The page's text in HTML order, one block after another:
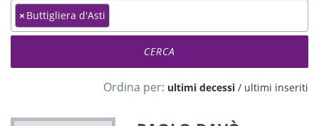
× Buttigliera d'Asti
Ordina per: ultimi decessi / ultimi inseriti